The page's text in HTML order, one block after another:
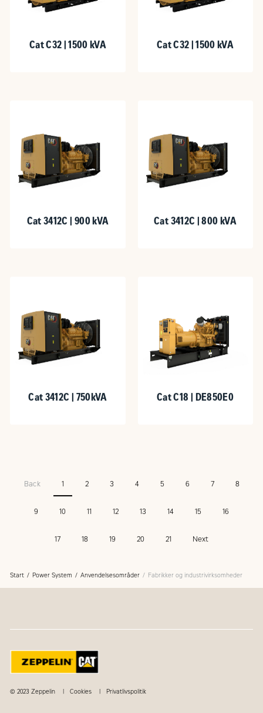
Cat C32 | 1500 kVA Cat C32 | 1500 kVA
Cat 3412C | 900 kVA Cat 3412C | 800 kVA
Cat 3412C | 750kVA Cat C18 | DE850E0
Back 1 2 3 4 5 6 7 8
9 10 11 12 13 14 15 16
17 18 19 20 21 Next
Start Power System Anvendelsesområder Fabrikker og industrivirksomheder
© 2023 Zeppelin Cookies Privatlivspolitik